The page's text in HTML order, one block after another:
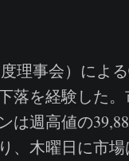
理事会）によ
落を経験した
は週高値の
、木曜日に市